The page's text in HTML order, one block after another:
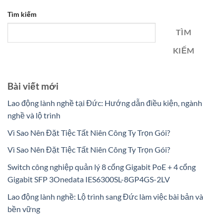
Tìm kiếm
TÌM
KIẾM
Bài viết mới
Lao động lành nghề tại Đức: Hướng dẫn điều kiện, ngành
nghề và lộ trình
Vì Sao Nên Đặt Tiệc Tất Niên Công Ty Trọn Gói?
Vì Sao Nên Đặt Tiệc Tất Niên Công Ty Trọn Gói?
Switch công nghiệp quản lý 8 cổng Gigabit PoE + 4 cổng
Gigabit SFP 3Onedata IES6300SL-8GP4GS-2LV
Lao động lành nghề: Lộ trình sang Đức làm việc bài bản và
bền vững